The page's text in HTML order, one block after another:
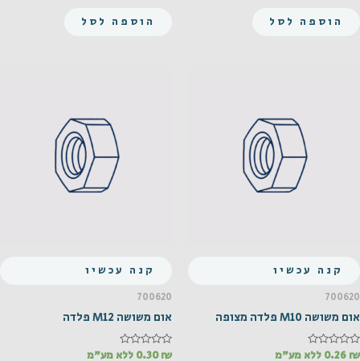
הוספה לסל הוספה לסל
קנה עכשיו
700620
אום משושה M10 פלדה מצופה
דורג0.26 ₪
ללא מע"מ
קנה עכשיו
700620
אום משושה M12 פלדה
דורג0.30₪
ללא מע"מ